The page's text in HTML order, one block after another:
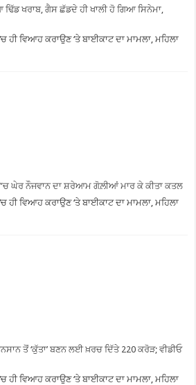
ਖਰਾਬ, ਗੈਸ ਛੱਡਦੇ ਹੀ ਖਾਲੀ ਹੋ ਗਿਆ ਸਿਨੇਮਾ,
ਹੀ ਵਿਆਹ ਕਰਾਉਣ ‘ਤੇ ਬਾਈਕਾਟ ਦਾ ਮਾਮਲਾ, ਮਹਿਲਾ
”ਚ ਘੇਰ ਨੌਜਵਾਨ ਦਾ ਸ਼ਰੇਆਮ ਗੋਲ਼ੀਆਂ ਮਾਰ ਕੇ ਕੀਤਾ ਕਤਲ
ਹੀ ਵਿਆਹ ਕਰਾਉਣ ‘ਤੇ ਬਾਈਕਾਟ ਦਾ ਮਾਮਲਾ, ਮਹਿਲਾ
ਤੋਂ ‘ਕੁੱਤਾ’ ਬਣਨ ਲਈ ਖ਼ਰਚ ਦਿੱਤੇ 220 ਕਰੋੜ; ਵੀਡੀਓ
ਹੀ ਵਿਆਹ ਕਰਾਉਣ ‘ਤੇ ਬਾਈਕਾਟ ਦਾ ਮਾਮਲਾ, ਮਹਿਲਾ